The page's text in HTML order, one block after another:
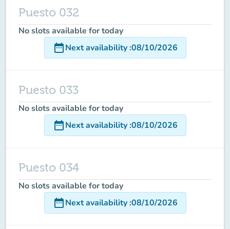
Puesto 032
No slots available for today
date_rangeNext availability:08/10/2026
Puesto 033
No slots available for today
date_rangeNext availability:08/10/2026
Puesto 034
No slots available for today
date_rangeNext availability:08/10/2026